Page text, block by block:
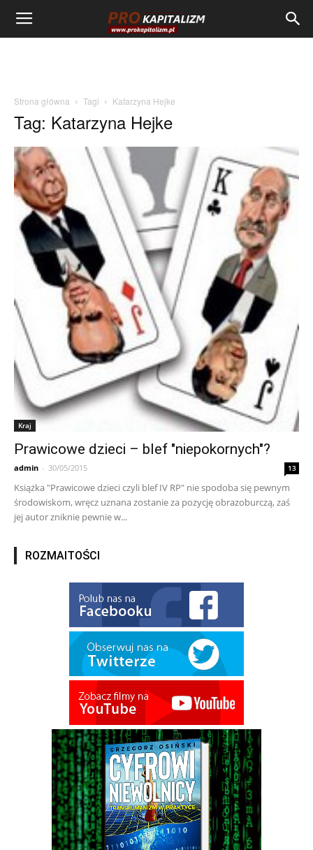
Strona główna Tagi Katarzyna Hejke
Tag: Katarzyna Hejke
Kraj
Prawicowe dzieci – blef "niepokornych"?
admin - 30/05/2015 13
Książka "Prawicowe dzieci czyli blef IV RP" nie spodoba się pewnym
środowiskom, wręcz uznana zostanie za pozycję obrazoburczą, zaś
jej autor zniknie pewnie w...
ROZMAITOŚCI